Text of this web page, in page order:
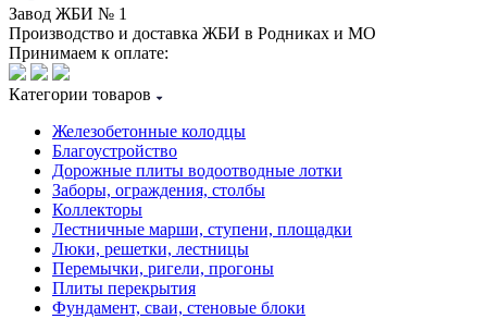
Завод ЖБИ № 1
Производство и доставка ЖБИ в Родниках и МО
Принимаем к оплате:
Категории товаров
Железобетонные колодцы
Благоустройство
Дорожные плиты водоотводные лотки
Заборы, ограждения, столбы
Коллекторы
Лестничные марши, ступени, площадки
Люки, решетки, лестницы
Перемычки, ригели, прогоны
Плиты перекрытия
Фундамент, сваи, стеновые блоки